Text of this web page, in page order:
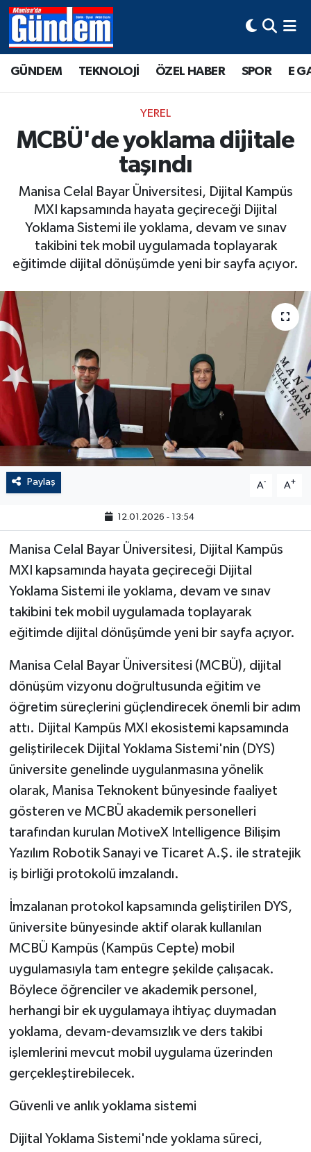
GÜNDEM TEKNOLOJİ ÖZEL HABER SPOR E
YEREL
MCBÜ'de yoklama dijitale
taşındı
Manisa Celal Bayar Üniversitesi, Dijital Kampüs
MXI kapsamında hayata geçireceği Dijital
Yoklama Sistemi ile yoklama, devam ve sınav
takibini tek mobil uygulamada toplayarak
eğitimde dijital dönüşümde yeni bir sayfa açıyor.
Paylaş A- A+
12.01.2026 - 13:54
Manisa Celal Bayar Üniversitesi, Dijital Kampüs
MXI kapsamında hayata geçireceği Dijital
Yoklama Sistemi ile yoklama, devam ve sınav
takibini tek mobil uygulamada toplayarak
eğitimde dijital dönüşümde yeni bir sayfa açıyor.
Manisa Celal Bayar Üniversitesi (MCBÜ), dijital
dönüşüm vizyonu doğrultusunda eğitim ve
öğretim süreçlerini güçlendirecek önemli bir adım
attı. Dijital Kampüs MXI ekosistemi kapsamında
geliştirilecek Dijital Yoklama Sistemi'nin (DYS)
üniversite genelinde uygulanmasına yönelik
olarak, Manisa Teknokent bünyesinde faaliyet
gösteren ve MCBÜ akademik personelleri
tarafından kurulan MotiveX Intelligence Bilişim
Yazılım Robotik Sanayi ve Ticaret A.Ş. ile stratejik
iş birliği protokolü imzalandı.
İmzalanan protokol kapsamında geliştirilen DYS,
üniversite bünyesinde aktif olarak kullanılan
MCBÜ Kampüs (Kampüs Cepte) mobil
uygulamasıyla tam entegre şekilde çalışacak.
Böylece öğrenciler ve akademik personel,
herhangi bir ek uygulamaya ihtiyaç duymadan
yoklama, devam-devamsızlık ve ders takibi
işlemlerini mevcut mobil uygulama üzerinden
gerçekleştirebilecek.
Güvenli ve anlık yoklama sistemi
Dijital Yoklama Sistemi'nde yoklama süreci,
Manisa Hava Durumu
Süper Lig Puan Durumu ve Fikstür
Tüm Manşetler
Son Dakika Haberleri
Haber Arşivi